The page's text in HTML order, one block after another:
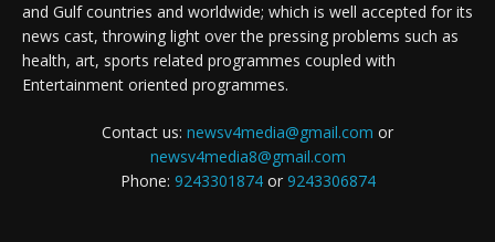
and Gulf countries and worldwide; which is well accepted for its
news cast, throwing light over the pressing problems such as
health, art, sports related programmes coupled with
Entertainment oriented programmes.
Contact us: newsv4media@gmail.com or
newsv4media8@gmail.com
Phone: 9243301874or 9243306874